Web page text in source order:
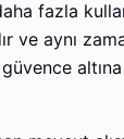
fazla
ve aynı
altına